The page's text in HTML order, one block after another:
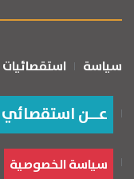
سياسة استقصائيات
عــن استقصائي
سياسة الخصوصية